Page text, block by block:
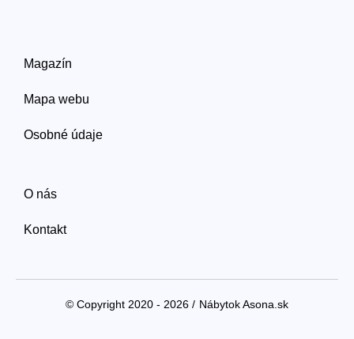
Magazín
Mapa webu
Osobné údaje
O nás
Kontakt
© Copyright 2020 - 2026 / Nábytok Asona.sk